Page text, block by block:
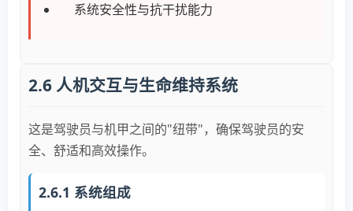
系统安全性与抗干扰能力
2.6 人机交互与生命维持系统
这是驾驶员与机甲之间的"纽带"，确保驾驶员的安
全、舒适和高效操作。
2.6.1 系统组成